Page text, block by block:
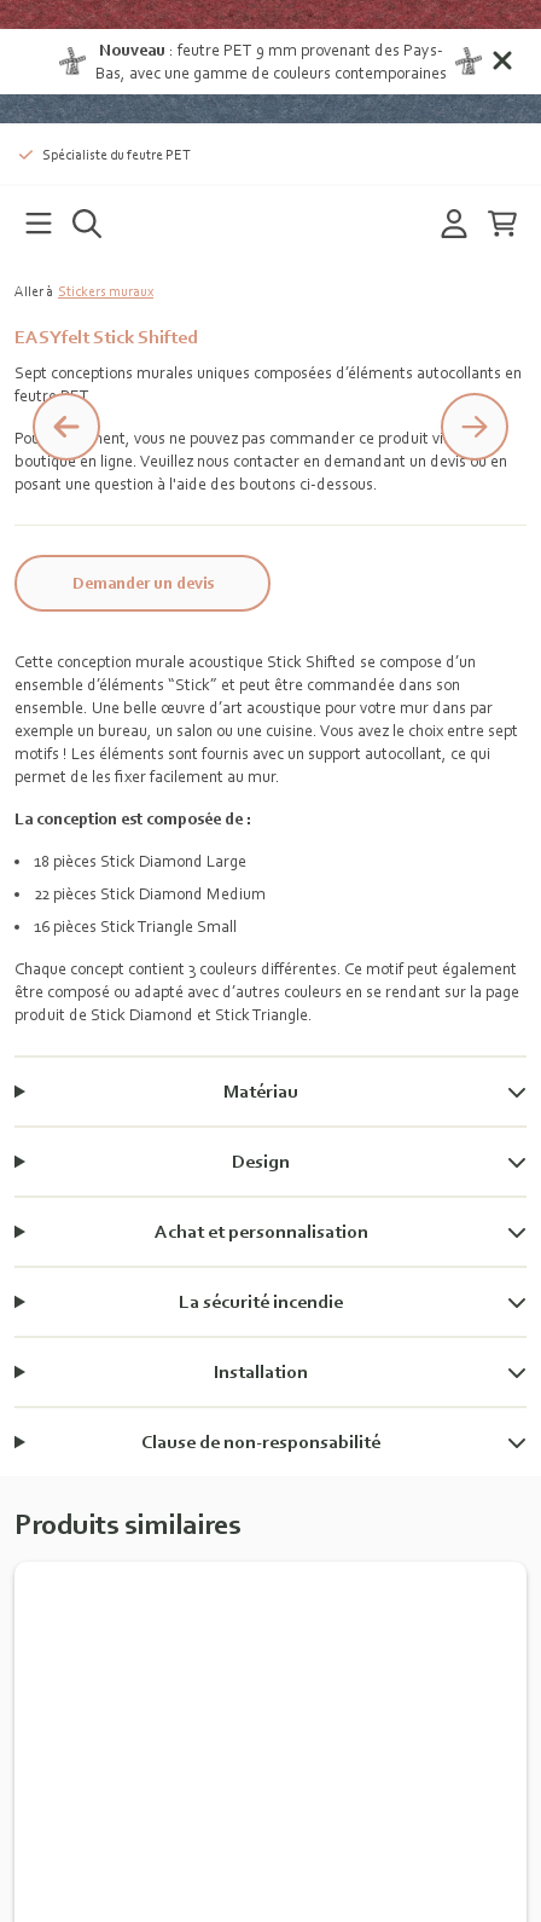
Nouveau :feutre PET 9 mm provenant des Pays-
Bas , avec une gamme de couleurs contemporaines
Spécialiste du feutre PET
Aller à Stickers muraux
EASYfelt Stick Shifted
Sept conceptions murales uniques composées d’éléments autocollants en
feutre PET
Pour le moment, vous ne pouvez pas commander ce produit via notre
boutique en ligne. Veuillez nous contacter en demandant un devis ou en
posant une question à l'aide des boutons ci-dessous.
Demander un devis
Cette conception murale acoustique Stick Shifted se compose d’un
ensemble d’éléments “Stick” et peut être commandée dans son
ensemble. Une belle œuvre d’art acoustique pour votre mur dans par
exemple un bureau, un salon ou une cuisine. Vous avez le choix entre sept
motifs ! Les éléments sont fournis avec un support autocollant, ce qui
permet de les fixer facilement au mur.
La conception est composée de :
18 pièces Stick Diamond Large
22 pièces Stick Diamond Medium
16 pièces Stick Triangle Small
Chaque concept contient 3 couleurs différentes. Ce motif peut également
être composé ou adapté avec d’autres couleurs en se rendant sur la page
produit de Stick Diamond et Stick Triangle.
Matériau
Design
Achat et personnalisation
La sécurité incendie
Installation
Clause de non-responsabilité
Produits similaires